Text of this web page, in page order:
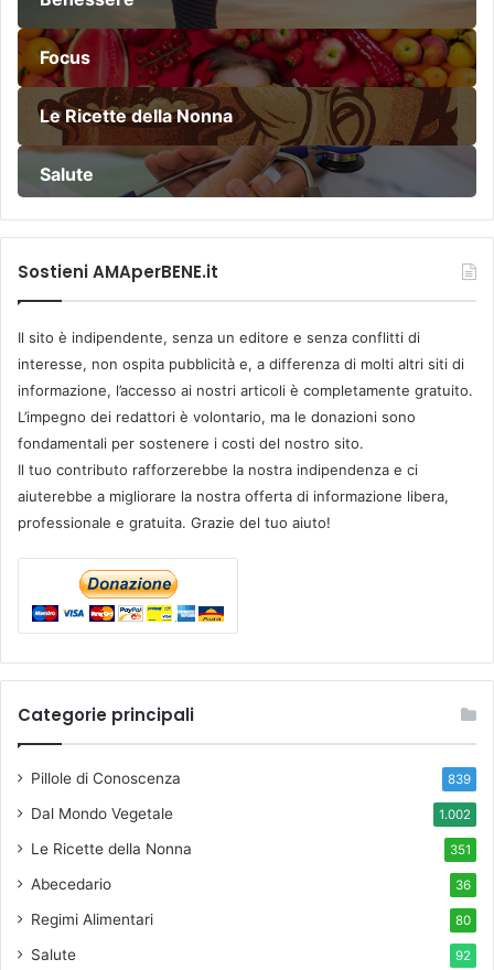
Focus
Le Ricette della Nonna
Salute
Sostieni AMAperBENE.it
Il sito è indipendente, senza un editore e senza conflitti di
interesse, non ospita pubblicità e, a differenza di molti altri siti di
informazione, l’accesso ai nostri articoli è completamente gratuito.
L’impegno dei redattori è volontario, ma le donazioni sono
fondamentali per sostenere i costi del nostro sito.
Il tuo contributo rafforzerebbe la nostra indipendenza e ci
aiuterebbe a migliorare la nostra offerta di informazione libera,
professionale e gratuita. Grazie del tuo aiuto!
Categorie principali
Pillole di Conoscenza 839
Dal Mondo Vegetale 1.002
Le Ricette della Nonna 351
Abecedario 36
Regimi Alimentari 80
Salute 92